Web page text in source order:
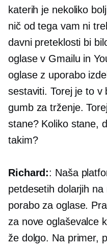
katerih je nekoliko
nič od tega vam ni
davni preteklosti bi
oglase v Gmailu in
oglase z uporabo
sestaviti. Torej je to v
gumb za trženje.
stane? Koliko stane,
takim?
Richard:: Naša
petdesetih dolarjih
porabo za oglase.
za nove oglaševalce
že dolgo. Na primer,